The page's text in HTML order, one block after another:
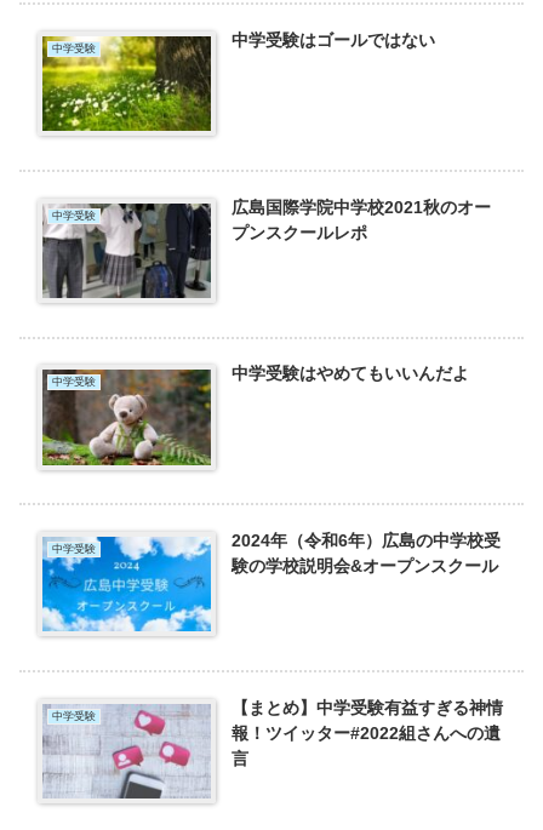
中学受験 中学受験はゴールではない
中学受験
広島国際学院中学校2021秋のオー
プンスクールレポ
中学受験 中学受験はやめてもいいんだよ
中学受験
2024年（令和6年）広島の中学校受
験の学校説明会&オープンスクール
中学受験
【まとめ】中学受験有益すぎる神情
報！ツイッター#2022組さんへの遺
言